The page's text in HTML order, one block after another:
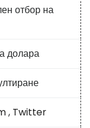
отбор на
долара
, Twitter